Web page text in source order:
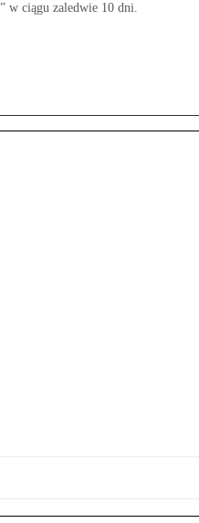
w ciągu zaledwie 10 dni.